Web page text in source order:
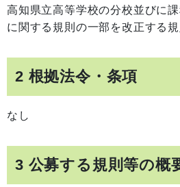
高知県立高等学校の分校並びに
に関する規則の一部を改正する規
2 根拠法令・条項
なし
3 公募する規則等の概